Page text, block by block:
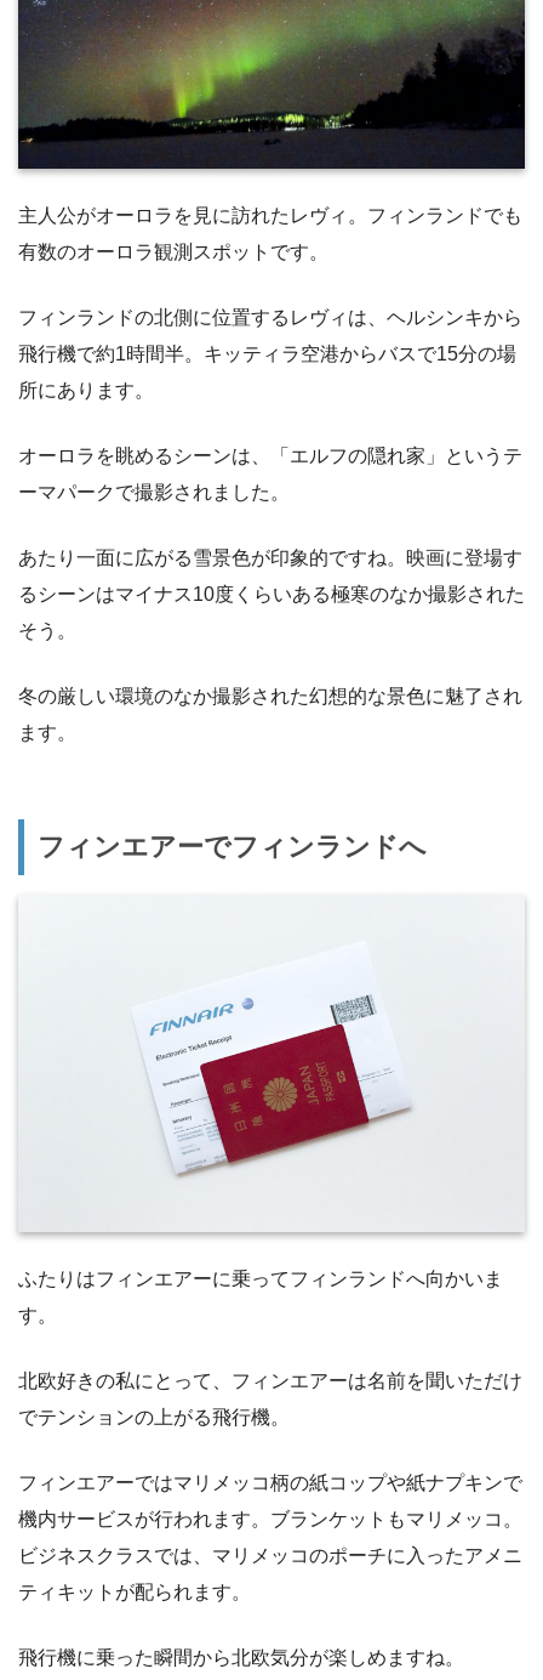
主人公がオーロラを見に訪れたレヴィ。フィンランドでも
有数のオーロラ観測スポットです。
フィンランドの北側に位置するレヴィは、ヘルシンキから
飛行機で約1時間半。キッティラ空港からバスで15分の場
所にあります。
オーロラを眺めるシーンは、「エルフの隠れ家」というテ
ーマパークで撮影されました。
あたり一面に広がる雪景色が印象的ですね。映画に登場す
るシーンはマイナス10度くらいある極寒のなか撮影された
そう。
冬の厳しい環境のなか撮影された幻想的な景色に魅了され
ます。
フィンエアーでフィンランドへ
ふたりはフィンエアーに乗ってフィンランドへ向かいま
す。
北欧好きの私にとって、フィンエアーは名前を聞いただけ
でテンションの上がる飛行機。
フィンエアーではマリメッコ柄の紙コップや紙ナプキンで
機内サービスが行われます。ブランケットもマリメッコ。
ビジネスクラスでは、マリメッコのポーチに入ったアメニ
ティキットが配られます。
飛行機に乗った瞬間から北欧気分が楽しめますね。